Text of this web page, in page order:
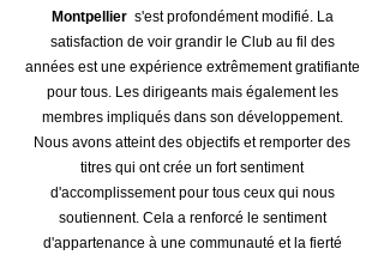
Montpellier s'est profondément modifié. La
satisfaction de voir grandir le Club au fil des
années est une expérience extrêmement gratifiante
pour tous. Les dirigeants mais également les
membres impliqués dans son développement.
Nous avons atteint des objectifs et remporter des
titres qui ont crée un fort sentiment
d'accomplissement pour tous ceux qui nous
soutiennent. Cela a renforcé le sentiment
d'appartenance à une communauté et la fierté